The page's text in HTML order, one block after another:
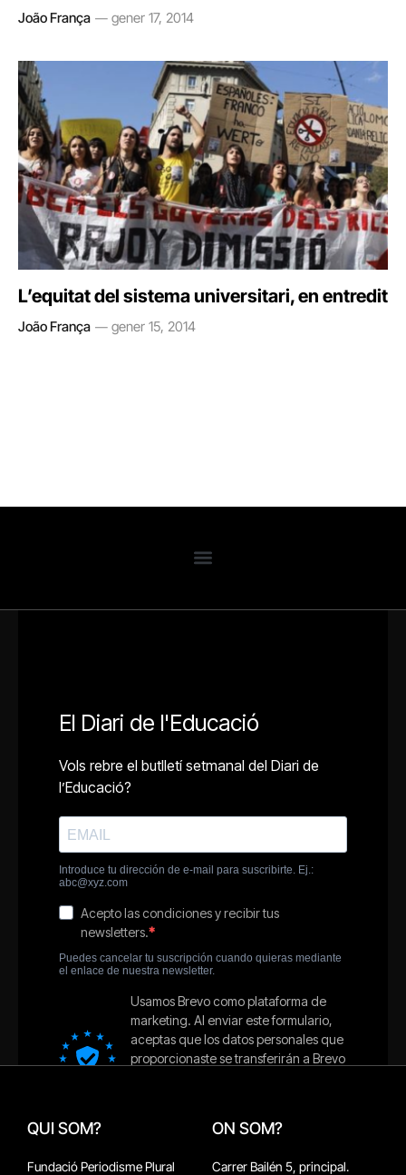
João França gener 17, 2014
L’equitat del sistema universitari, en entredit
João França gener 15, 2014
QUI SOM?
Fundació Periodisme Plural
ON SOM?
Carrer Bailén 5, principal.